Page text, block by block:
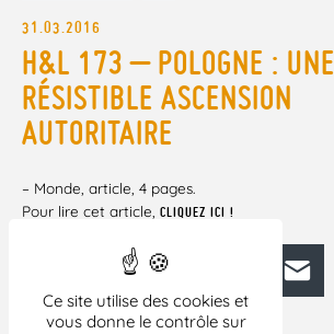
Ce site utilise des cookies et
vous donne le contrôle sur
31.03.2016
H&L 173 – POLOGNE : UNE
RÉSISTIBLE ASCENSION
AUTORITAIRE
– Monde, article, 4 pages.
Pour lire cet article, CLIQUEZ ICI !
FacebookBlueskyMastodonLinkedIn